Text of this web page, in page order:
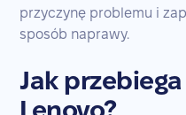
przyczynę problemu i
sposób naprawy.
Jak
Lenovo?